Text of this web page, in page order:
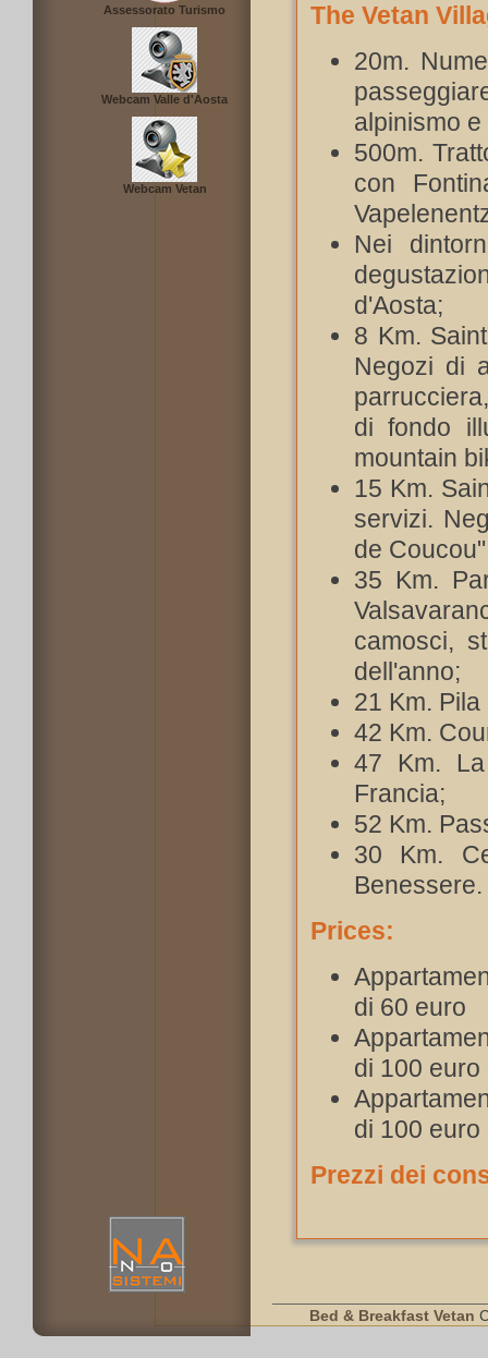
Assessorato Turismo
Webcam Valle d'Aosta
Webcam Vetan
The Vetan
20m.
alpinismo
500m.
con
Nei
d'Aosta;
8 Km.
Negozi di
di fondo
mountain
15 Km.
servizi.
de
35 Km.
camosci,
dell'anno;
21 Km.
42 Km.
47 Km.
Francia;
52 Km.
30 Km.
Benessere.
Prices:
di 60 euro
di 100 euro
di 100 euro
Prezzi dei
Bed & Breakfast Vetan